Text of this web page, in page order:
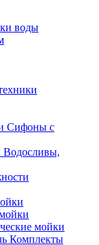
воды
Сифоны с
Водосливы,
мойки
Комплекты